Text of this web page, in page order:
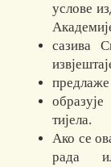
услове
сазива
тијела.
Ако се
рада